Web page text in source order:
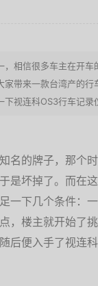
相信很多车主在开
带来一款台湾产的
下视连科OS3行车记录
名的牌子，那个
是坏掉了。而在
一下几个条件：
，楼主就开始了
后便入手了视连